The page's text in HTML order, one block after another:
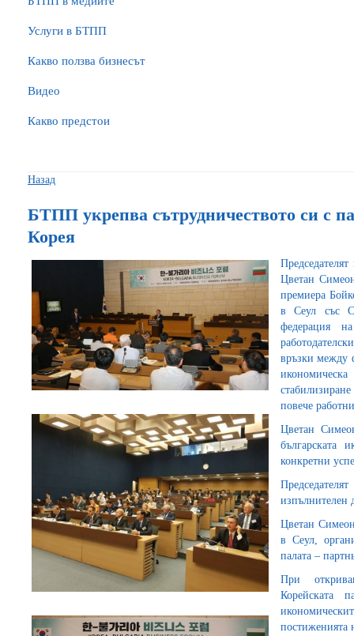
Услуги в БТПП
Какво ползва бизнесът
Видео
Какво предстои
Назад
БТПП укрепва сътрудничеството си с
Корея
Цветан
премиера
в Сеул със
федерация
връзки между
повече
Цветан
българската
конкретни
изпълнителен
Цветан
в Сеул,
палата –
При
Корейската
постиженията